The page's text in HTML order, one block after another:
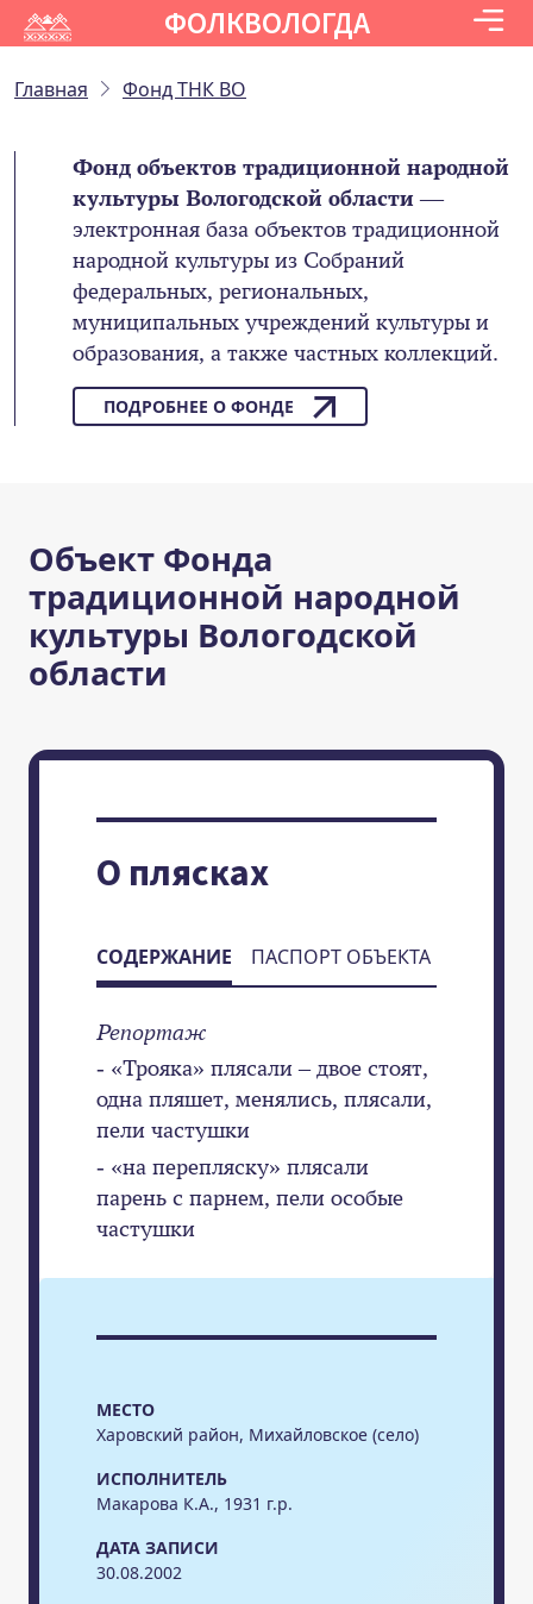
ФОЛКВОЛОГДА
Главная Фонд ТНК ВО
Фонд объектов традиционной народной
культуры Вологодской области—
электронная база объектов традиционной
народной культуры из Собраний
федеральных, региональных,
муниципальных учреждений культуры и
образования, а также частных коллекций.
ПОДРОБНЕЕ О ФОНДЕ
Объект Фонда
традиционной народной
культуры Вологодской
области
МЕСТО
Харовский район, Михайловское (село)
ИСПОЛНИТЕЛЬ
Макарова К.А., 1931 г.р.
ДАТА ЗАПИСИ
30.08.2002
О плясках
СОДЕРЖАНИЕ ПАСПОРТ ОБЪЕКТА
Репортаж
- «Трояка» плясали – двое стоят,
одна пляшет, менялись, плясали,
пели частушки
- «на перепляску» плясали
парень с парнем, пели особые
частушки